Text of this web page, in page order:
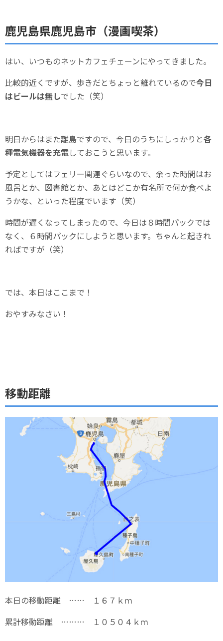
鹿児島県鹿児島市（漫画喫茶）
はい、いつものネットカフェチェーンにやってきました。
比較的近くですが、歩きだとちょっと離れているので今日
はビールは無しでした（笑）
明日からはまた離島ですので、今日のうちにしっかりと各
種電気機器を充電しておこうと思います。
予定としてはフェリー関連ぐらいなので、余った時間はお
風呂とか、図書館とか、あとはどこか有名所で何か食べよ
うかな、といった程度でいます（笑）
時間が遅くなってしまったので、今日は８時間パックでは
なく、６時間パックにしようと思います。ちゃんと起きれ
ればですが（笑）
では、本日はここまで！
おやすみなさい！
移動距離
本日の移動距離 …… １６７ｋｍ
累計移動距離 ……… １０５０４ｋｍ